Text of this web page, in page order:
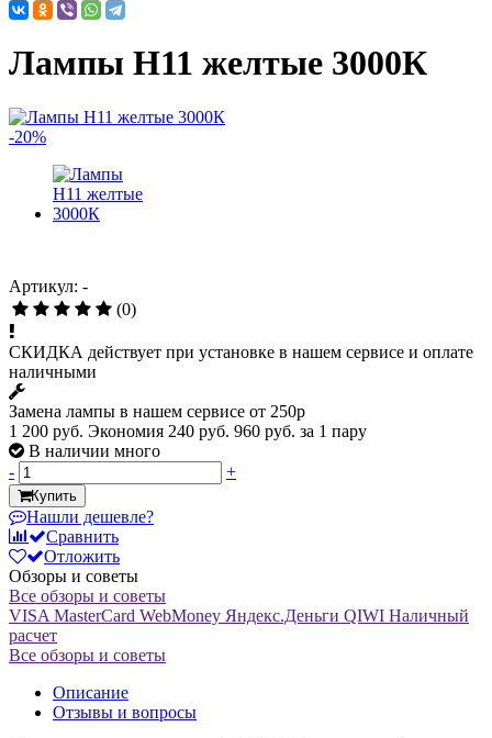
Лампы H11 желтые 3000К
-20%
Артикул: -
(0)
СКИДКА действует при установке в нашем сервисе и оплате
наличными
Замена лампы в нашем сервисе от 250р
1 200 руб. Экономия 240 руб. 960 руб. за 1 пару
В наличии много
-
+
Купить
Нашли дешевле?
Сравнить
Отложить
Обзоры и советы
Все обзоры и советы
VISA MasterCard WebMoney Яндекс.Деньги QIWI Наличный
расчет
Все обзоры и советы
Описание
Отзывы и вопросы